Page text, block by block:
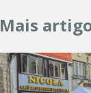
Mais